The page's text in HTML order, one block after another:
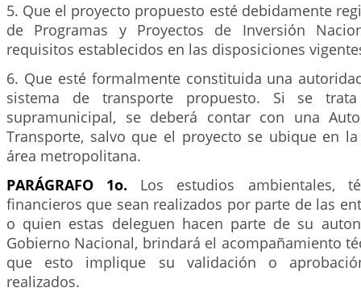
5. Que el proyecto propuesto esté debidamente
de Programas y Proyectos de Inversión
requisitos establecidos en las disposiciones
6. Que esté formalmente constituida una
sistema de transporte propuesto. Si se
supramunicipal, se deberá contar con una
Transporte, salvo que el proyecto se ubique en
área metropolitana.
PARÁGRAFO 1o. Los estudios ambientales,
financieros que sean realizados por parte de las
o quien estas deleguen hacen parte de su
Gobierno Nacional, brindará el acompañamiento
que esto implique su validación o
realizados.